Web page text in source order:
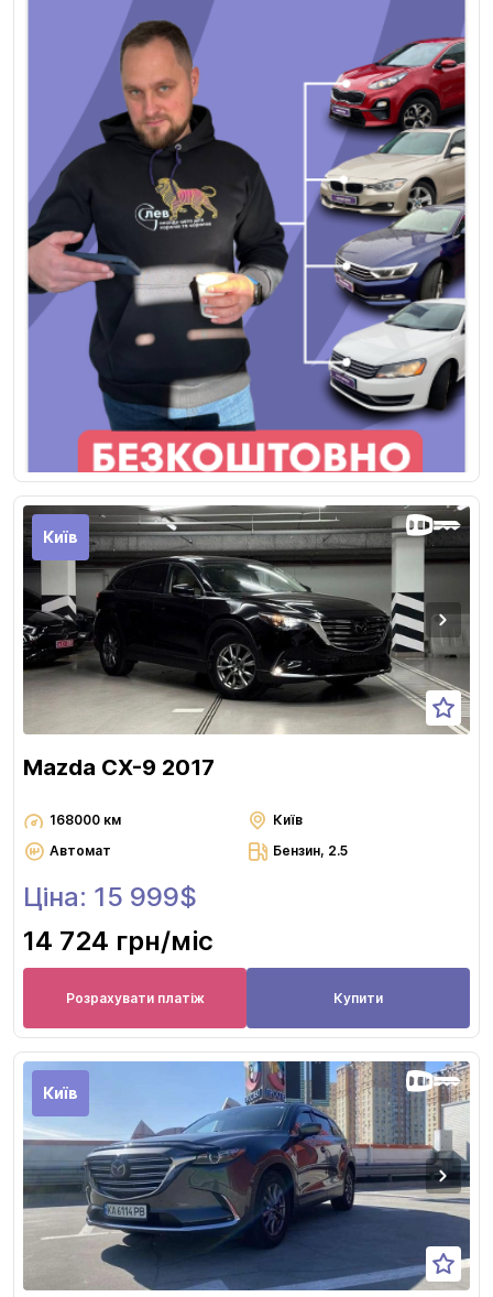
Київ
Mazda CX-9 2017
168000 км
Київ
Автомат
Бензин, 2.5
Ціна: 15 999$
14 724 грн/міс
Розрахувати платіж Купити
Київ